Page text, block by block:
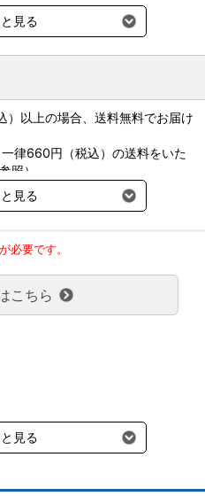
ムを多く含み、止血や治癒を促
ル化しても形が崩れず交換が容
ムに加え亜鉛とマンガンを追加
に亜鉛、マンガンを追加しまし
ことなく、適切な湿潤環境を保
ム繊維であり、創内の血液と接
維が網目状に密に入り組み、さら
み合うことで、 破れにくく、引
せず、交換の手間を軽減しま
見る
以上の場合、送料無料でお届け
律660円（税込）の送料をいた
照）
へのお届けにつきましては、1
円以上で配送無料となります。
す。
れる場合の送料負担は、１回分
。
の場合は、大型商品送料のみご
見る
必要です。
こちら
見る